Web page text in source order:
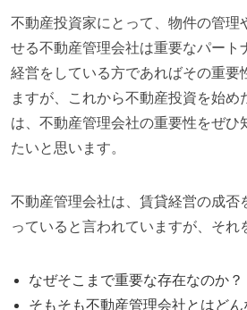
不動産投資家にとって、物件の管理
せる不動産管理会社は重要なパート
経営をしている方であればその重要
ますが、これから不動産投資を始め
は、不動産管理会社の重要性をぜひ
たいと思います。
不動産管理会社は、賃貸経営の成否
っていると言われていますが、それ
なぜそこまで重要な存在なのか？
そもそも不動産管理会社とはど